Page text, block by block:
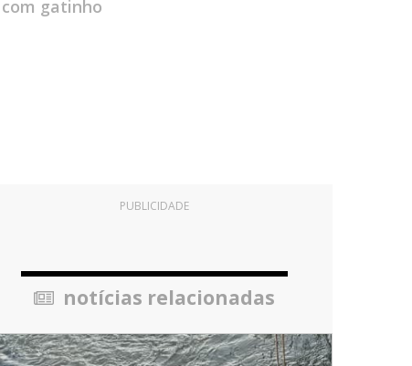
gatinho
PUBLICIDADE
notícias relacionadas